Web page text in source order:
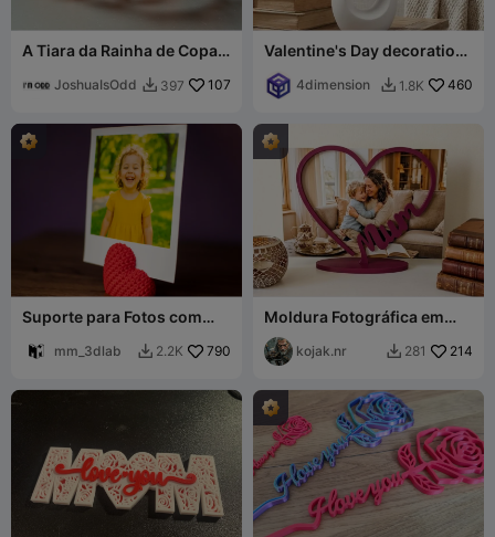
A Tiara da Rainha de Copas
JoshuaIsOdd  397 107
Valentine's Day decoration
4dimension  1.8K 460
Suporte para Fotos com
mm_3dlab  2.2K 790
Moldura Fotográfica em
Coração com a Inscrição
"Mum" – O Presente
Perfeito
kojak.nr  281 214